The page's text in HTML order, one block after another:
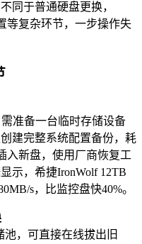
同于普通硬盘更换，
等复杂环节，一步操作失
准备一台临时存储设备
建完整系统配置备份，耗
入新盘，使用厂商恢复工
示，希捷IronWolf 12TB
s，比监控盘快40%。
池，可直接在线拔出旧